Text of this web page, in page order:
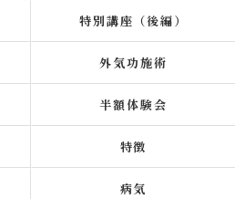
特別講座（後編）
外気功施術
半額体験会
特徴
病気